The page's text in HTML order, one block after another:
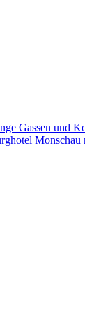
Gassen
Monschau